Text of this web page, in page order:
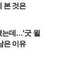
본 것은
는데…'굿 윌
은 이유